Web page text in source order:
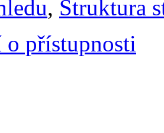
, Struktura
o přístupnosti